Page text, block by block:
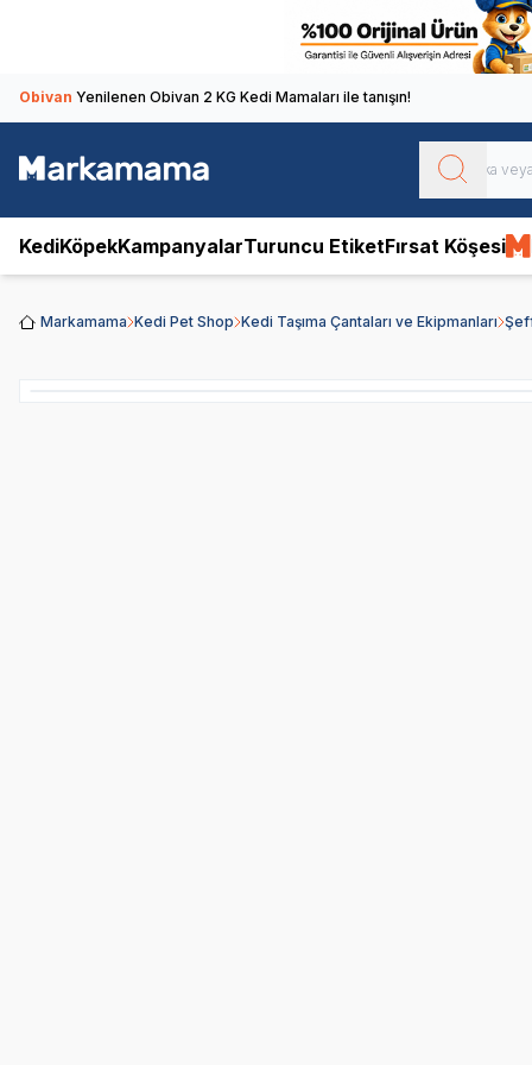
Obivan Yenilenen Obivan 2 KG Kedi Mamaları ile tanışın!
KediKöpekKampanyalarTuruncu EtiketFırsat Köşesi
Markamama Kedi Pet Shop Kedi Taşıma Çantaları ve Ekipmanları